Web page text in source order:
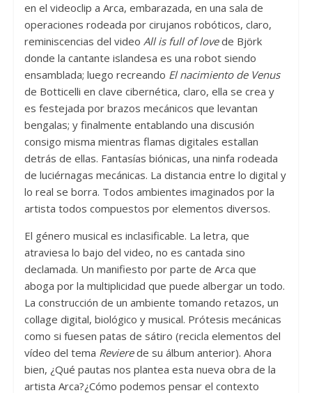
en el videoclip a Arca, embarazada, en una sala de
operaciones rodeada por cirujanos robóticos, claro,
reminiscencias del video All is full of lovede Björk
donde la cantante islandesa es una robot siendo
ensamblada; luego recreando El nacimiento de Venus
de Botticelli en clave cibernética, claro, ella se crea y
es festejada por brazos mecánicos que levantan
bengalas; y finalmente entablando una discusión
consigo misma mientras flamas digitales estallan
detrás de ellas. Fantasías biónicas, una ninfa rodeada
de luciérnagas mecánicas. La distancia entre lo digital y
lo real se borra. Todos ambientes imaginados por la
artista todos compuestos por elementos diversos.
El género musical es inclasificable. La letra, que
atraviesa lo bajo del video, no es cantada sino
declamada. Un manifiesto por parte de Arca que
aboga por la multiplicidad que puede albergar un todo.
La construcción de un ambiente tomando retazos, un
collage digital, biológico y musical. Prótesis mecánicas
como si fuesen patas de sátiro (recicla elementos del
vídeo del tema Revierede su álbum anterior). Ahora
bien, ¿Qué pautas nos plantea esta nueva obra de la
artista Arca?¿Cómo podemos pensar el contexto